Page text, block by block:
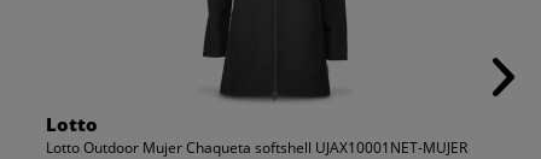
Lotto
Lotto Outdoor Mujer Chaqueta softshell UJAX10001NET-MUJER